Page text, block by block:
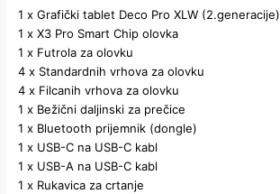
1 x Grafički tablet Deco Pro XLW (2.generacije)
1 x X3 Pro Smart Chip olovka
1 x Futrola za olovku
4 x Standardnih vrhova za olovku
4 x Filcanih vrhova za olovku
1 x Bežični daljinski za prečice
1 x Bluetooth prijemnik (dongle)
1 x USB-C na USB-C kabl
1 x USB-A na USB-C kabl
1 x Rukavica za crtanje